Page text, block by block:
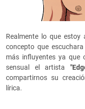
Realmente lo que
concepto que
más influyentes ya que
sensual el artista
compartirnos su
lírica.